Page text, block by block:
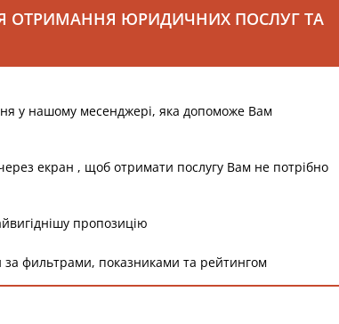
ОТРИМАННЯ ЮРИДИЧНИХ ПОСЛУГ ТА
у нашому месенджері, яка допоможе Вам
екран , щоб отримати послугу Вам не потрібно
пропозицію
фильтрами, показниками та рейтингом